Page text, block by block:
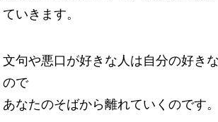
ていきます。
文句や悪口が好きな人は自分の好き
ので
あなたのそばから離れていくのです。